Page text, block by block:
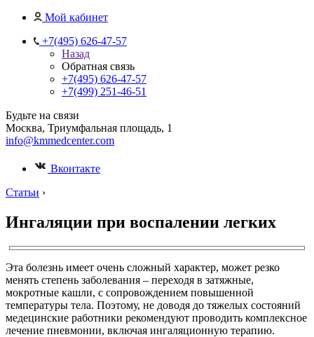
Мой кабинет
+7(495) 626-47-57
Назад
Обратная связь
+7(495) 626-47-57
+7(499) 251-46-51
Будьте на связи
Москва, Триумфальная площадь, 1
info@kmmedcenter.com
Вконтакте
Статьи ›
Ингаляции при воспалении легких
Эта болезнь имеет очень сложный характер, может резко
менять степень заболевания – переходя в затяжные,
мокротные кашли, с сопровождением повышенной
температуры тела. Поэтому, не доводя до тяжелых состояний
медецинские работники рекомендуют проводить комплексное
лечение пневмонии, включая ингаляционную терапию.